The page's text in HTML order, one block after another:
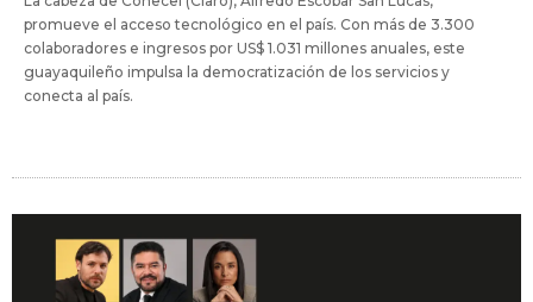
promueve el acceso tecnológico en el país. Con más de 3.300
colaboradores e ingresos por US$ 1.031 millones anuales, este
guayaquileño impulsa la democratización de los servicios y
conecta al país.